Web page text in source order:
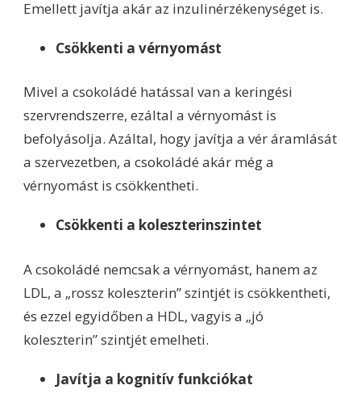
Emellett javítja akár az inzulinérzékenységet is.
Csökkenti a vérnyomást
Mivel a csokoládé hatással van a keringési
szervrendszerre, ezáltal a vérnyomást is
befolyásolja. Azáltal, hogy javítja a vér áramlását
a szervezetben, a csokoládé akár még a
vérnyomást is csökkentheti.
Csökkenti a koleszterinszintet
A csokoládé nemcsak a vérnyomást, hanem az
LDL, a „rossz koleszterin” szintjét is csökkentheti,
és ezzel egyidőben a HDL, vagyis a „jó
koleszterin” szintjét emelheti.
Javítja a kognitív funkciókat